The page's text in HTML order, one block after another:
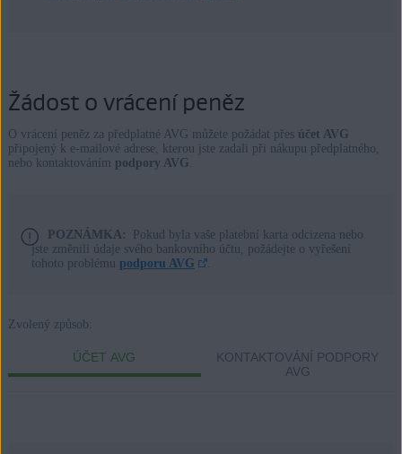
Žádost o vrácení peněz
O vrácení peněz za předplatné AVG můžete požádat přes účet AVG
připojený k e-mailové adrese, kterou jste zadali při nákupu předplatného,
nebo kontaktováním podpory AVG.
POZNÁMKA:
Pokud byla vaše platební karta odcizena nebo
jste změnili údaje svého bankovního účtu, požádejte o vyřešení
tohoto problému podporu AVG .
Zvolený způsob:
ÚČET AVG
KONTAKTOVÁNÍ PODPORY
AVG